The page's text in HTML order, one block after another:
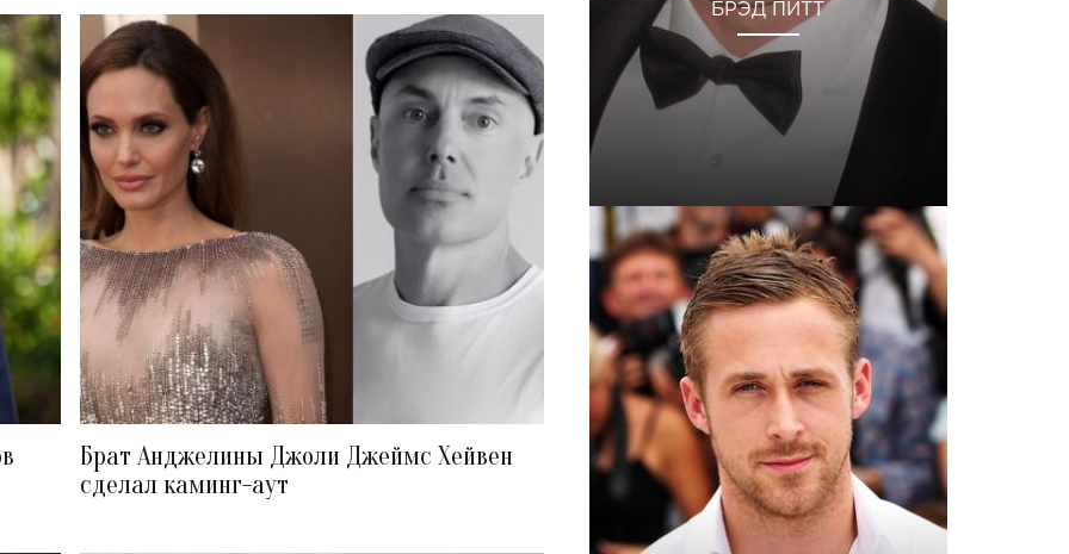
Брат Анджелины Джоли Джеймс Хейвен
сделал каминг-аут
БРЭД ПИТТ